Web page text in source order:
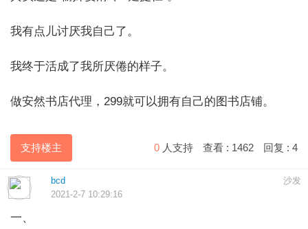
我有点儿讨厌我自己了。
我终于活成了我所厌倦的样子。
做安然书店代理，299就可以拥有自己的图书店铺。
支持楼主 0 人支持 查看 : 1462 回复 : 4
沙发
bcd
2021-2-7 10:29:16
一、